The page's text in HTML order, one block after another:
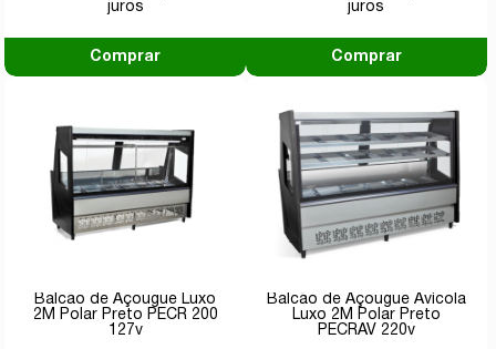
Comprar Comprar
Balcão de Açougue Luxo
2M Polar Preto PECR 200
127v
Balcão de Açougue Avícola
Luxo 2M Polar Preto
PECRAV 220v